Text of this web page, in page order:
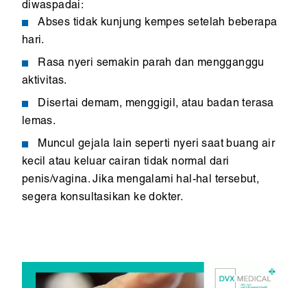
diwaspadai:
Abses tidak kunjung kempes setelah beberapa
hari.
Rasa nyeri semakin parah dan mengganggu
aktivitas.
Disertai demam, menggigil, atau badan terasa
lemas.
Muncul gejala lain seperti nyeri saat buang air
kecil atau keluar cairan tidak normal dari
penis/vagina. Jika mengalami hal-hal tersebut,
segera konsultasikan ke dokter.